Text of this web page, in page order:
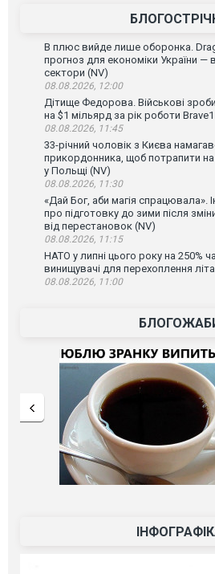
В плюс вийде лише оборонка.
прогноз для економіки України —
сектори (NV)
08.08.2026, 12:00
Дітище Федорова. Військові
на $1 мільярд за рік роботи
08.08.2026, 11:45
33-річний чоловік з Києва
прикордонника, щоб потрапити на
у Польщі (NV)
08.08.2026, 11:30
«Дай Бог, аби магія
про підготовку до зими після
від перестановок (NV)
08.08.2026, 11:15
НАТО у липні цього року на 250%
винищувачі для перехоплення
08.08.2026, 11:00